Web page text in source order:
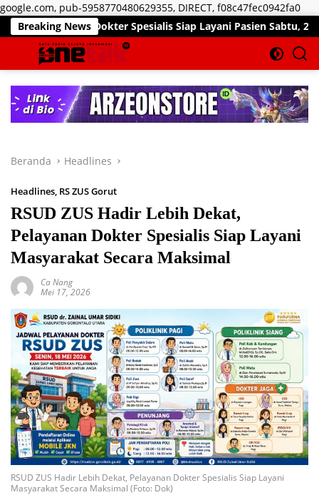
google.com, pub-5958770480629355, DIRECT, f08c47fec0942fa0
ke
Breaking News
Dokter Spesialis Siap Layani Pasien Sabtu, 25 Juli 2026
Beranda Headlines
Headlines, RS ZUS Gorut
RSUD ZUS Hadir Lebih Dekat,
Pelayanan Dokter Spesialis Siap Layani
Masyarakat Secara Maksimal
Ca Nang
Mei 17, 2026
RSUD ZUS Hadir Lebih Dekat, Pelayanan Dokter Spesialis Siap Layani
Masyarakat Secara Maksimal (Foto: Dok)